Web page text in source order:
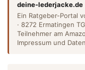
deine-lederjacke.de
Ein Ratgeber-Portal
· 8272 Ermatingen
Teilnehmer am
Impressum und